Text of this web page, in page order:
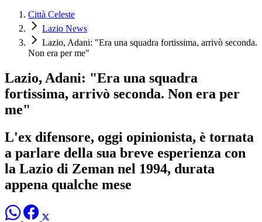
Città Celeste
Lazio News
Lazio, Adani: "Era una squadra fortissima, arrivò seconda.
Non era per me"
Lazio, Adani: "Era una squadra
fortissima, arrivò seconda. Non era per
me"
L'ex difensore, oggi opinionista, è tornata
a parlare della sua breve esperienza con
la Lazio di Zeman nel 1994, durata
appena qualche mese